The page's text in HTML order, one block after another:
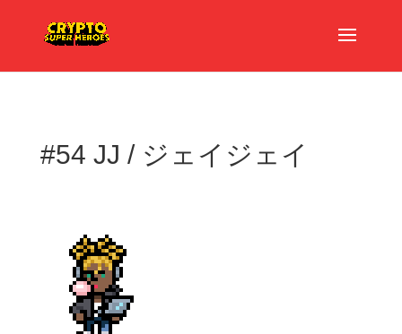
#54 JJ / ジェイジェイ